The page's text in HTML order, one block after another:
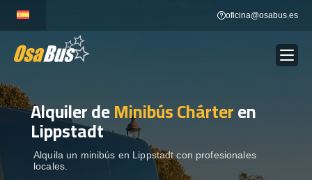
content
oficina@osabus.es
ALQUILER DE AUTOCARES Show dropdown
DESTINOS
Alquiler deMinibús Chárteren
Lippstadt
Alquila un minibús en Lippstadt con profesionales
locales.